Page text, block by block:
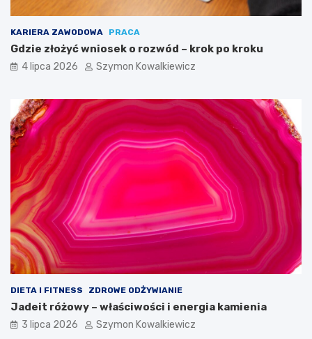
KARIERA ZAWODOWA PRACA
Gdzie złożyć wniosek o rozwód – krok po kroku
4 lipca 2026 Szymon Kowalkiewicz
DIETA I FITNESS ZDROWE ODŻYWIANIE
Jadeit różowy – właściwości i energia kamienia
3 lipca 2026 Szymon Kowalkiewicz